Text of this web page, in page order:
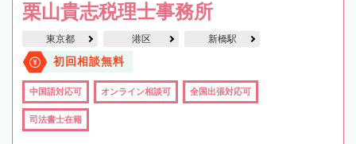
栗山貴志税理士事務所
東京都 港区 新橋駅
初回相談無料
中国語対応可 オンライン相談可 全国出張対応可
司法書士在籍